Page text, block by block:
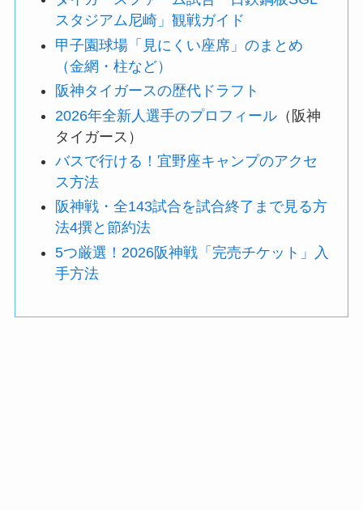
スタジアム尼崎」観戦ガイド
甲子園球場「見にくい座席」のまとめ
（金網・柱など）
阪神タイガースの歴代ドラフト
2026年全新人選手のプロフィール （阪神
タイガース）
バスで行ける！宜野座キャンプのアクセ
ス方法
阪神戦・全143試合を試合終了まで見る方
法4撰と節約法
5つ厳選！2026阪神戦「完売チケット」入
手方法